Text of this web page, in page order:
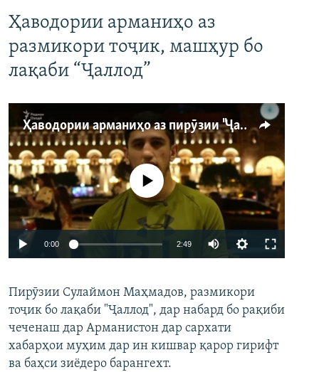
Ҳаводории арманиҳо аз
размикори тоҷик, машҳур бо
лақаби “Ҷаллод”
Ҳаводории арманиҳо аз пирӯзии "Ҷаллод"-и тоҷик
Auto 240p 360p 480p
720p 1080p
Феълан кор намекунад
0:00 2:49
360p
480p
Пирӯзии Сулаймон Маҳмадов, размикори
тоҷик бо лақаби "Ҷаллод", дар набард бо рақиби
чеченаш дар Арманистон дар сархати
хабарҳои муҳим дар ин кишвар қарор гирифт
ва баҳси зиёдеро барангехт.